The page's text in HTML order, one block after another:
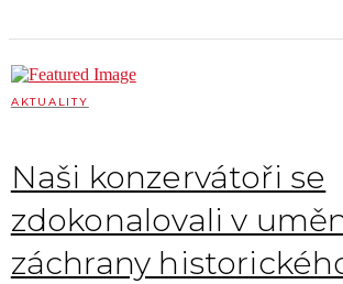
AKTUALITY
Naši konzervátoři se
zdokonalovali v
záchrany